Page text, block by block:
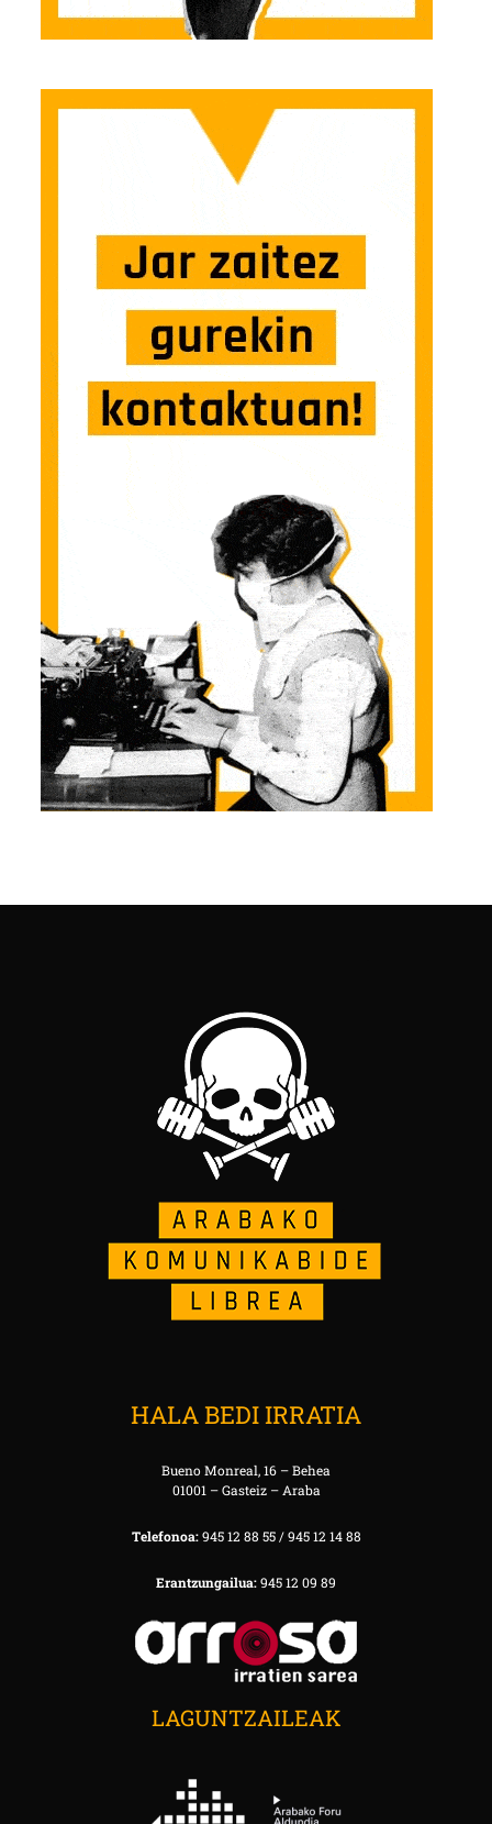
HALA BEDI IRRATIA
Bueno Monreal, 16 – Behea
01001 – Gasteiz – Araba
Telefonoa:945 12 88 55 / 945 12 14 88
Erantzungailua:945 12 09 89
LAGUNTZAILEAK